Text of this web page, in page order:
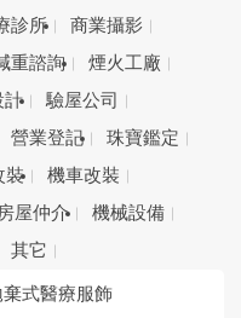
診所
商業攝影
重諮詢
煙火工廠
計
驗屋公司
營業登記
珠寶鑑定
裝
機車改裝
房屋仲介
機械設備
其它
棄式醫療服飾